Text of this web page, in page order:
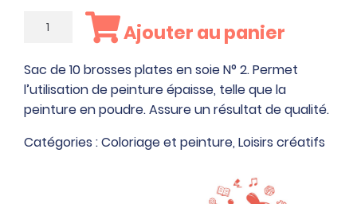
quantité
de
10
brosses
plates
Ajouter au panier
Sac de 10 brosses plates en soie N° 2. Permet
l’utilisation de peinture épaisse, telle que la
peinture en poudre. Assure un résultat de qualité.
Catégories :Coloriage et peinture, Loisirs créatifs